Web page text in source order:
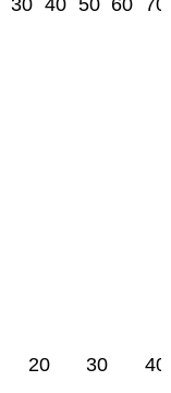
30 40 50 60 70
20 30 40